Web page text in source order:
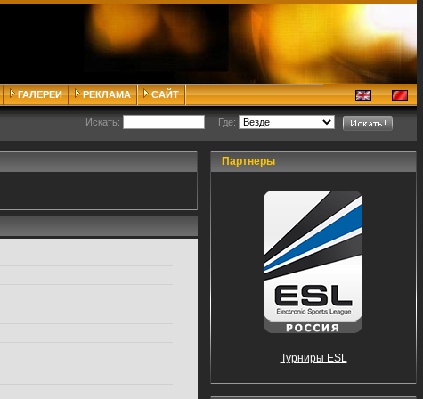
ГАЛЕРЕИ РЕКЛАМА САЙТ
Искать: Где:
Партнеры
Турниры ESL